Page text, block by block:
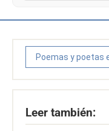
Poemas y poetas
Leer también: